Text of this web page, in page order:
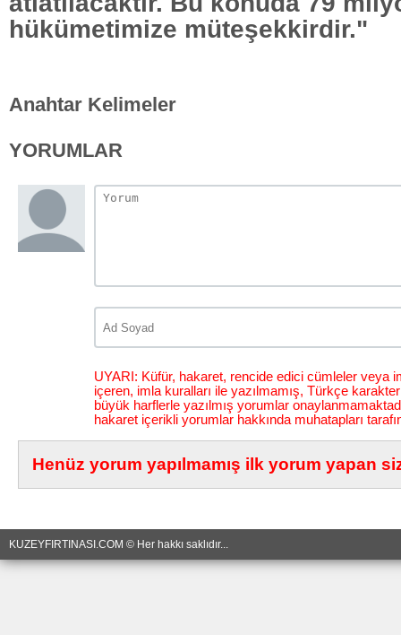
hükümetimize müteşekkirdir."
Anahtar Kelimeler
YORUMLAR
UYARI: Küfür, hakaret, rencide edici cümleler veya
içeren, imla kuralları ile yazılmamış, Türkçe
büyük harflerle yazılmış yorumlar
hakaret içerikli yorumlar hakkında muhatapları
Henüz yorum yapılmamış ilk yorum yapan
KUZEYFIRTINASI.COM © Her hakkı saklıdır...